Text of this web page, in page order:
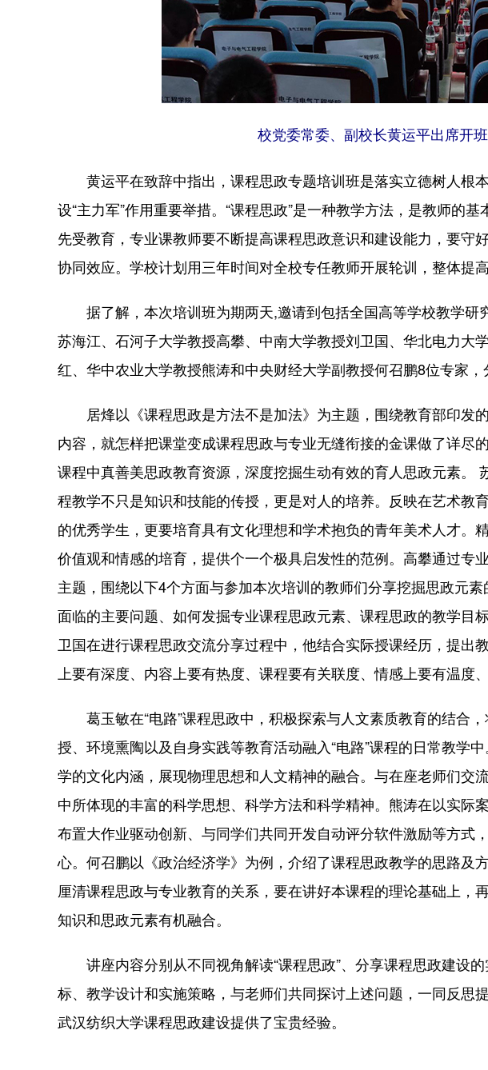
校党委常委、副校长黄运平出席开
黄运平在致辞中指出，课程思政专题培训班是落实立德树人根
设“主力军”作用重要举措。“课程思政”是一种教学方法，是教师的
先受教育，专业课教师要不断提高课程思政意识和建设能力，要守
协同效应。学校计划用三年时间对全校专任教师开展轮训，整体提
据了解，本次培训班为期两天,邀请到包括全国高等学校教学研
苏海江、石河子大学教授高攀、中南大学教授刘卫国、华北电力大
红、华中农业大学教授熊涛和中央财经大学副教授何召鹏8位专家，
居烽以《课程思政是方法不是加法》为主题，围绕教育部印发
内容，就怎样把课堂变成课程思政与专业无缝衔接的金课做了详尽
课程中真善美思政教育资源，深度挖掘生动有效的育人思政元素。
程教学不只是知识和技能的传授，更是对人的培养。反映在艺术教
的优秀学生，更要培育具有文化理想和学术抱负的青年美术人才。
价值观和情感的培育，提供个一个极具启发性的范例。高攀通过专
主题，围绕以下4个方面与参加本次培训的教师们分享挖掘思政元
面临的主要问题、如何发掘专业课程思政元素、课程思政的教学目
卫国在进行课程思政交流分享过程中，他结合实际授课经历，提出
上要有深度、内容上要有热度、课程要有关联度、情感上要有温度
葛玉敏在“电路”课程思政中，积极探索与人文素质教育的结合
授、环境熏陶以及自身实践等教育活动融入“电路”课程的日常教学
学的文化内涵，展现物理思想和人文精神的融合。与在座老师们交
中所体现的丰富的科学思想、科学方法和科学精神。熊涛在以实际
布置大作业驱动创新、与同学们共同开发自动评分软件激励等方式
心。何召鹏以《政治经济学》为例，介绍了课程思政教学的思路及
厘清课程思政与专业教育的关系，要在讲好本课程的理论基础上，
知识和思政元素有机融合。
讲座内容分别从不同视角解读“课程思政”、分享课程思政建设
标、教学设计和实施策略，与老师们共同探讨上述问题，一同反思
武汉纺织大学课程思政建设提供了宝贵经验。